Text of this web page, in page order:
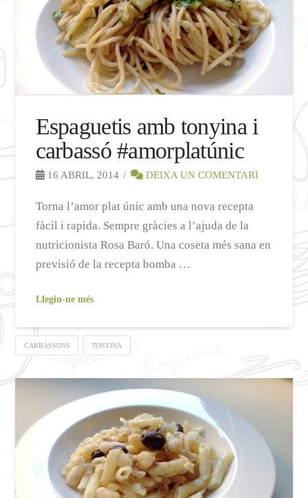
Espaguetis amb tonyina i
carbassó #amorplatúnic
16 ABRIL, 2014 DEIXA UN COMENTARI
Torna l’amor plat únic amb una nova recepta
fàcil i rapida. Sempre gràcies a l’ajuda de la
nutricionista Rosa Baró. Una coseta més sana en
previsió de la recepta bomba …
Llegiu-ne més
CARBASSONS TONYINA